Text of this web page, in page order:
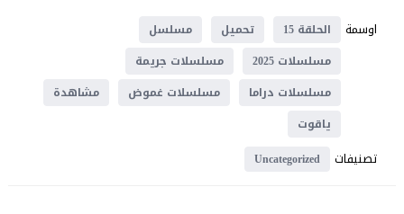
اوسمة
الحلقة 15 تحميل
مسلسل
مسلسلات 2025
مسلسلات جريمة
مسلسلات دراما
مسلسلات غموض
مشاهدة
ياقوت
تصنيفات Uncategorized